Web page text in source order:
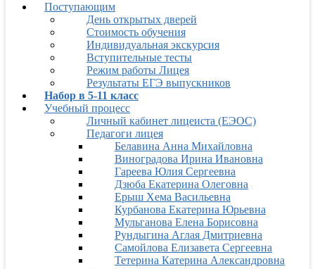
Поступающим
День открытых дверей
Стоимость обучения
Индивидуальная экскурсия
Вступительные тесты
Режим работы Лицея
Результаты ЕГЭ выпускников
Набор в 5-11 класс
Учебный процесс
Личный кабинет лицеиста (ЕЭОС)
Педагоги лицея
Белавина Анна Михайловна
Виноградова Ирина Ивановна
Гареева Юлия Сергеевна
Дзюба Екатерина Олеговна
Ерыш Хема Васильевна
Курбанова Екатерина Юрьевна
Мульганова Елена Борисовна
Рундыгина Аглая Дмитриевна
Самойлова Елизавета Сергеевна
Тетерина Катерина Александровна